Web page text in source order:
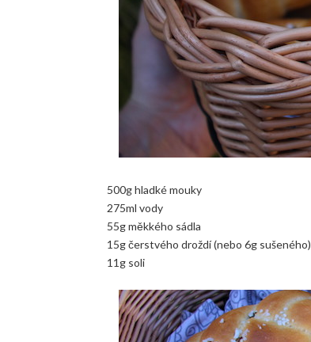
500g hladké mouky
275ml vody
55g měkkého sádla
15g čerstvého droždí (nebo 6g sušeného)
11g soli